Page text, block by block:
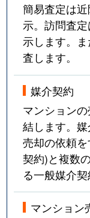
簡易査定は
示。訪問査
示します。
査します。
媒介契約
マンション
結します。
売却の依頼
契約)と複数
る一般媒介契
マンション